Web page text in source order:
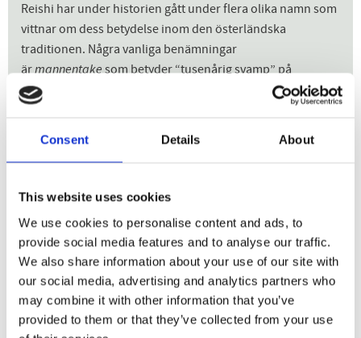
Consent Details About
This website uses cookies
We use cookies to personalise content and ads, to
provide social media features and to analyse our traffic.
We also share information about your use of our site with
our social media, advertising and analytics partners who
may combine it with other information that you’ve
provided to them or that they’ve collected from your use
Reishi har under historien gått under flera olika namn som
vittnar om dess betydelse inom den österländska
traditionen. Några vanliga benämningar
ärmannentakesom betyder “tusenårig svamp” på
japanska, och det kinesiska namnet
vilket
översätts till “ört av andlig styrka”. Den har också kallats
Reishi tillhör gruppen som ofta kallas medicinalsvampar,
intressanta egenskaper. Den har en flera tusen år lång
tradition av användning inom traditionell kinesisk medicin
och ayurveda, där den främst använts för hjärthälsa,
immunsystemet och för dess påstådda lugnande verkan.
Man pratar ofta om reishins egenskaper som en adaptogen
växt, alltså en växt som anses ha en bred inverkan när det
gäller kroppens motståndskraft mot olika typer av